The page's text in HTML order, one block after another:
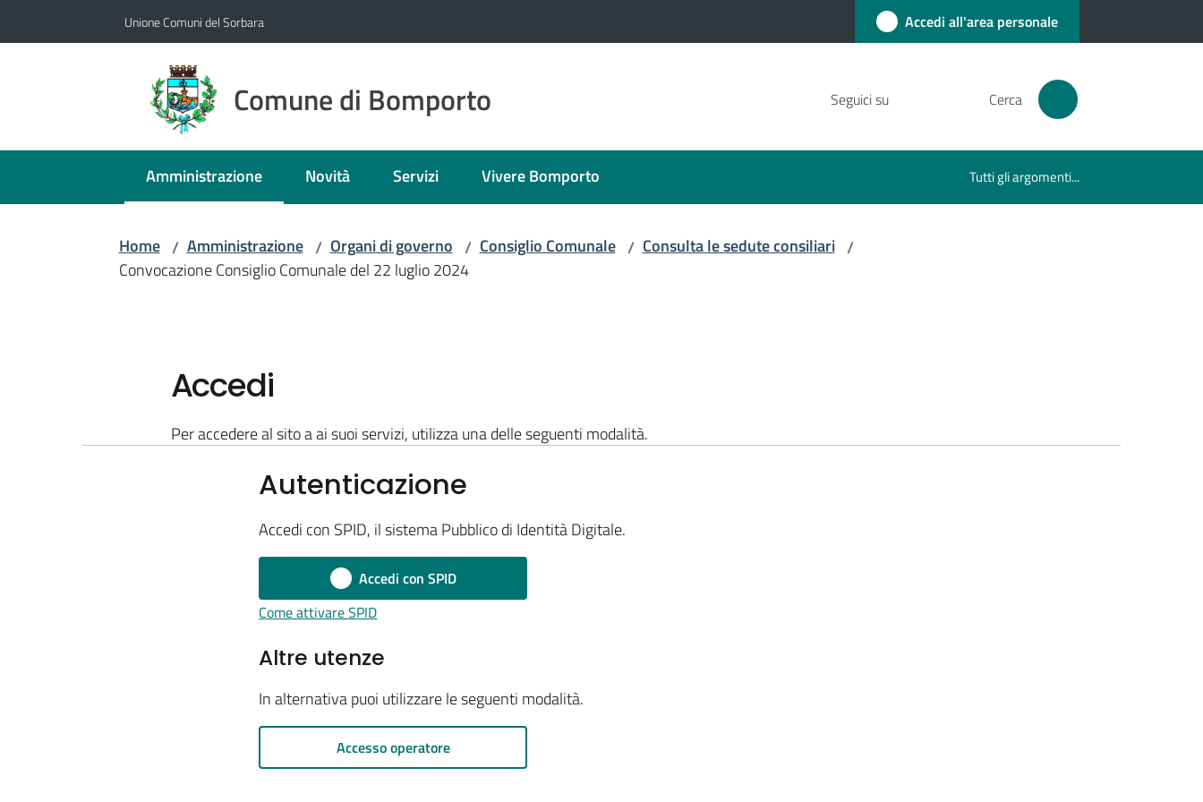
Unione Comuni del Sorbara Accedi all'area personale
Comune di Bomporto Seguici su Cerca
Amministrazione
Menu selezionato Novità Servizi Vivere Bomporto Tutti gli argomenti...
Home / Amministrazione / Organi di governo / Consiglio Comunale / Consulta le sedute consiliari /
Convocazione Consiglio Comunale del 22 luglio 2024
Accedi
Per accedere al sito a ai suoi servizi, utilizza una delle seguenti modalità.
Autenticazione
Accedi con SPID, il sistema Pubblico di Identità Digitale.
Accedi con SPID
Come attivare SPID
Altre utenze
In alternativa puoi utilizzare le seguenti modalità.
Accesso operatore